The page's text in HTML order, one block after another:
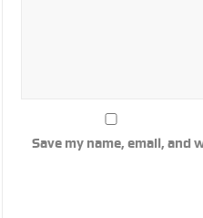
Save my name, email,